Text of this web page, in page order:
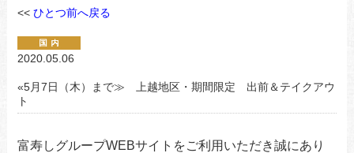
<< ひとつ前へ戻る
2020.05.06
«5月7日（木）まで≫ 上越地区・期間限定 出前＆テイクアウ
ト
富寿しグループWEBサイトをご利用いただき誠にあり